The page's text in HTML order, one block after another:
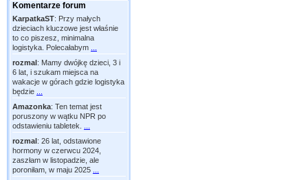
Komentarze forum
KarpatkaST: Przy małych
dzieciach kluczowe jest właśnie
to co piszesz, minimalna
logistyka. Polecałabym
rozmal: Mamy dwójkę dzieci, 3 i
6 lat, i szukam miejsca na
wakacje w górach gdzie logistyka
będzie
Amazonka: Ten temat jest
poruszony w wątku NPR po
odstawieniu tabletek.
rozmal: 26 lat, odstawione
hormony w czerwcu 2024,
zaszłam w listopadzie, ale
poroniłam, w maju 2025